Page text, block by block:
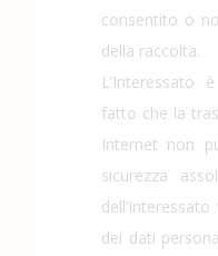
consentito o
della raccolta.
L’Interessato
fatto che la
Internet non
sicurezza
dei dati